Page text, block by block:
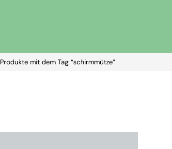
Produkte mit dem Tag “schirmmütze”